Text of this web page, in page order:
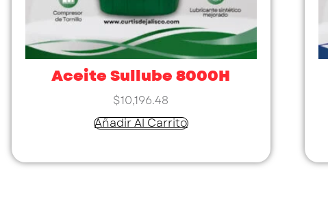
Aceite Sullube 8000H
$10,196.48
Añadir Al Carrito